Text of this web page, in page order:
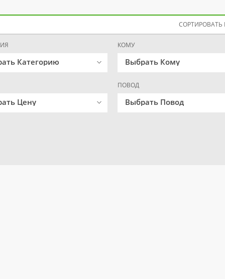
СОРТИРОВАТЬ
Категорию
КОМУ
Выбрать Кому
Цену
ПОВОД
Выбрать Повод